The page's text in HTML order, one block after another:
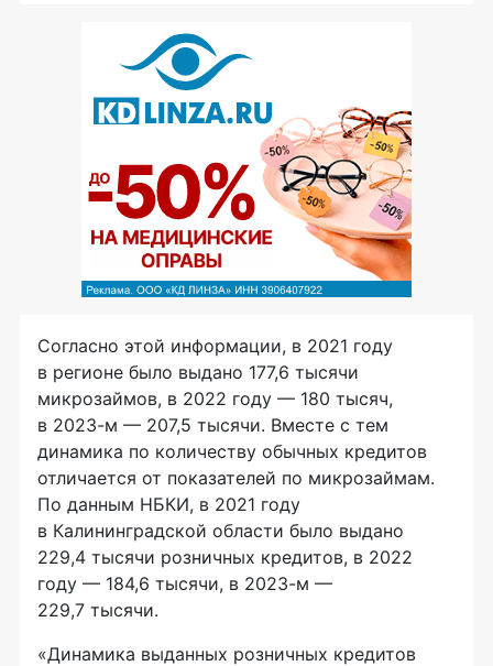
Согласно этой информации, в 2021 году
в регионе было выдано 177,6 тысячи
микрозаймов, в 2022 году — 180 тысяч,
в 2023-м — 207,5 тысячи. Вместе с тем
динамика по количеству обычных кредитов
отличается от показателей по микрозаймам.
По данным НБКИ, в 2021 году
в Калининградской области было выдано
229,4 тысячи розничных кредитов, в 2022
году — 184,6 тысячи, в 2023-м —
229,7 тысячи.
«Динамика выданных розничных кредитов